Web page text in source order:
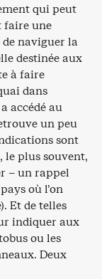
qui peut
faire une
naviguer la
destinée aux
à faire
dans
accédé au
un peu
sont
le plus souvent,
– un rappel
où l’on
Et de telles
indiquer aux
ou les
Deux